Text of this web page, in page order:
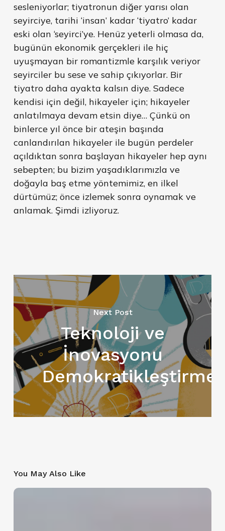
sesleniyorlar; tiyatronun diğer yarısı olan
seyirciye, tarihi ‘insan’ kadar ‘tiyatro’ kadar
eski olan ‘seyirci’ye. Henüz yeterli olmasa da,
bugünün ekonomik gerçekleri ile hiç
uyuşmayan bir romantizmle karşılık veriyor
seyirciler bu sese ve sahip çıkıyorlar. Bir
tiyatro daha ayakta kalsın diye. Sadece
kendisi için değil, hikayeler için; hikayeler
anlatılmaya devam etsin diye… Çünkü on
binlerce yıl önce bir ateşin başında
canlandırılan hikayeler ile bugün perdeler
açıldıktan sonra başlayan hikayeler hep aynı
sebepten; bu bizim yaşadıklarımızla ve
doğayla baş etme yöntemimiz, en ilkel
dürtümüz; önce izlemek sonra oynamak ve
anlamak. Şimdi izliyoruz.
Next Post
Teknoloji ve
İnovasyonu
You May Also Like